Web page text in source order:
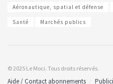
Aéronautique, spatial et défense
Santé Marchés publics
© 2025 Le Moci. Tous droits réservés.
Aide / Contact abonnements